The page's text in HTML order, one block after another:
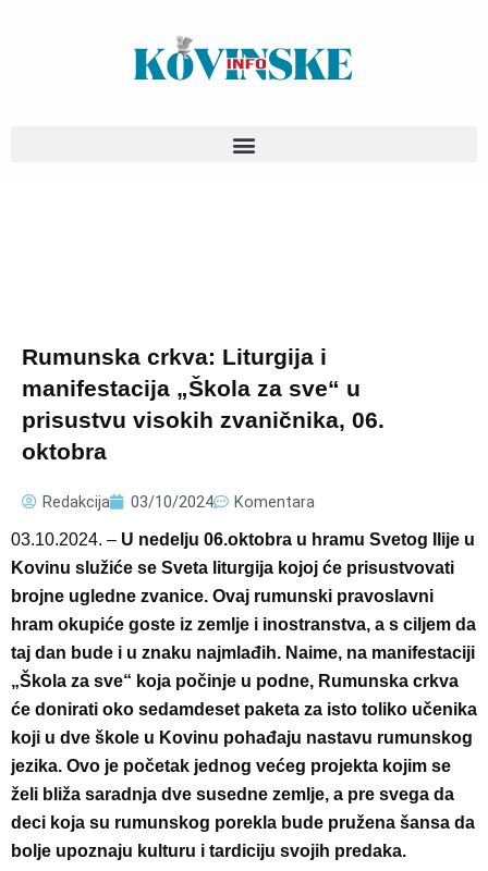
Rumunska crkva: Liturgija i
manifestacija „Škola za sve“ u
prisustvu visokih zvaničnika, 06.
oktobra
Redakcija 03/10/2024 Komentara
03.10.2024. – U nedelju 06.oktobra u hramu Svetog Ilije u
Kovinu služiće se Sveta liturgija kojoj će prisustvovati
brojne ugledne zvanice. Ovaj rumunski pravoslavni
hram okupiće goste iz zemlje i inostranstva, a s ciljem da
taj dan bude i u znaku najmlađih. Naime, na manifestaciji
„Škola za sve“ koja počinje u podne, Rumunska crkva
će donirati oko sedamdeset paketa za isto toliko učenika
koji u dve škole u Kovinu pohađaju nastavu rumunskog
jezika. Ovo je početak jednog većeg projekta kojim se
želi bliža saradnja dve susedne zemlje, a pre svega da
deci koja su rumunskog porekla bude pružena šansa da
bolje upoznaju kulturu i tardiciju svojih predaka.